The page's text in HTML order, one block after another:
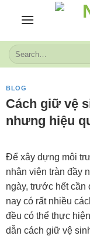
BLOG
Cách giữ vệ
nhưng hiệu
Để xây dựng môi
nhân viên tràn đầy
ngày, trước hết cần
nay có rất nhiều
đều có thể thực
dẫn cách giữ vệ